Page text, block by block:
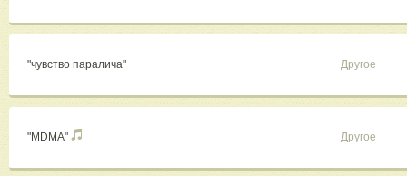
"чувство паралича" Другое
"MDMA" Другое